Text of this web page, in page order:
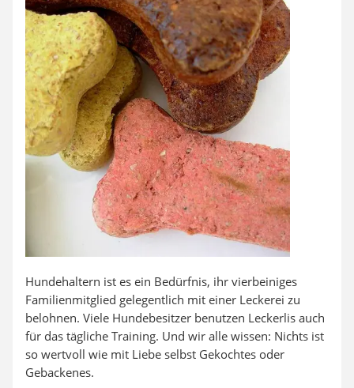
Hundehaltern ist es ein Bedürfnis, ihr vierbeiniges
Familienmitglied gelegentlich mit einer Leckerei zu
belohnen. Viele Hundebesitzer benutzen Leckerlis auch
für das tägliche Training. Und wir alle wissen: Nichts ist
so wertvoll wie mit Liebe selbst Gekochtes oder
Gebackenes.